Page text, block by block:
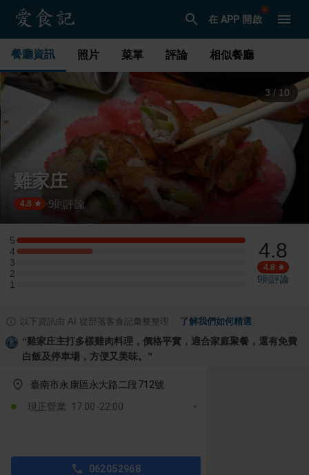
在 APP 開啟
餐廳資訊 照片 菜單 評論 相似餐廳
3 / 10
雞家庄
4.8 ·9則評論
5
5 星：3 則評論
4
4 星：1 則評論
3
3 星：0 則評論
2
2 星：0 則評論
1
1 星：0 則評論
4.8
4.8
9則評論
以下資訊由 AI 從部落客食記彙整整理 了解我們如何精選
“雞家庄主打多樣雞肉料理，價格平實，適合家庭聚餐，還有免費
白飯及停車場，方便又美味。 ”
臺南市永康區永大路二段712號
現正營業: 17:00-22:00
062052968